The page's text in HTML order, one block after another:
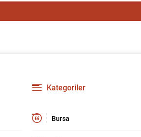
Kategoriler
Bursa